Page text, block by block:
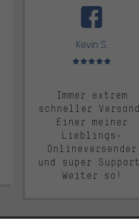
Kevin S.
Bewertungen: 5 von 5
Immer extrem
schneller
Einer meiner
Lieblings-
Onlineversender
und super
Weiter so!